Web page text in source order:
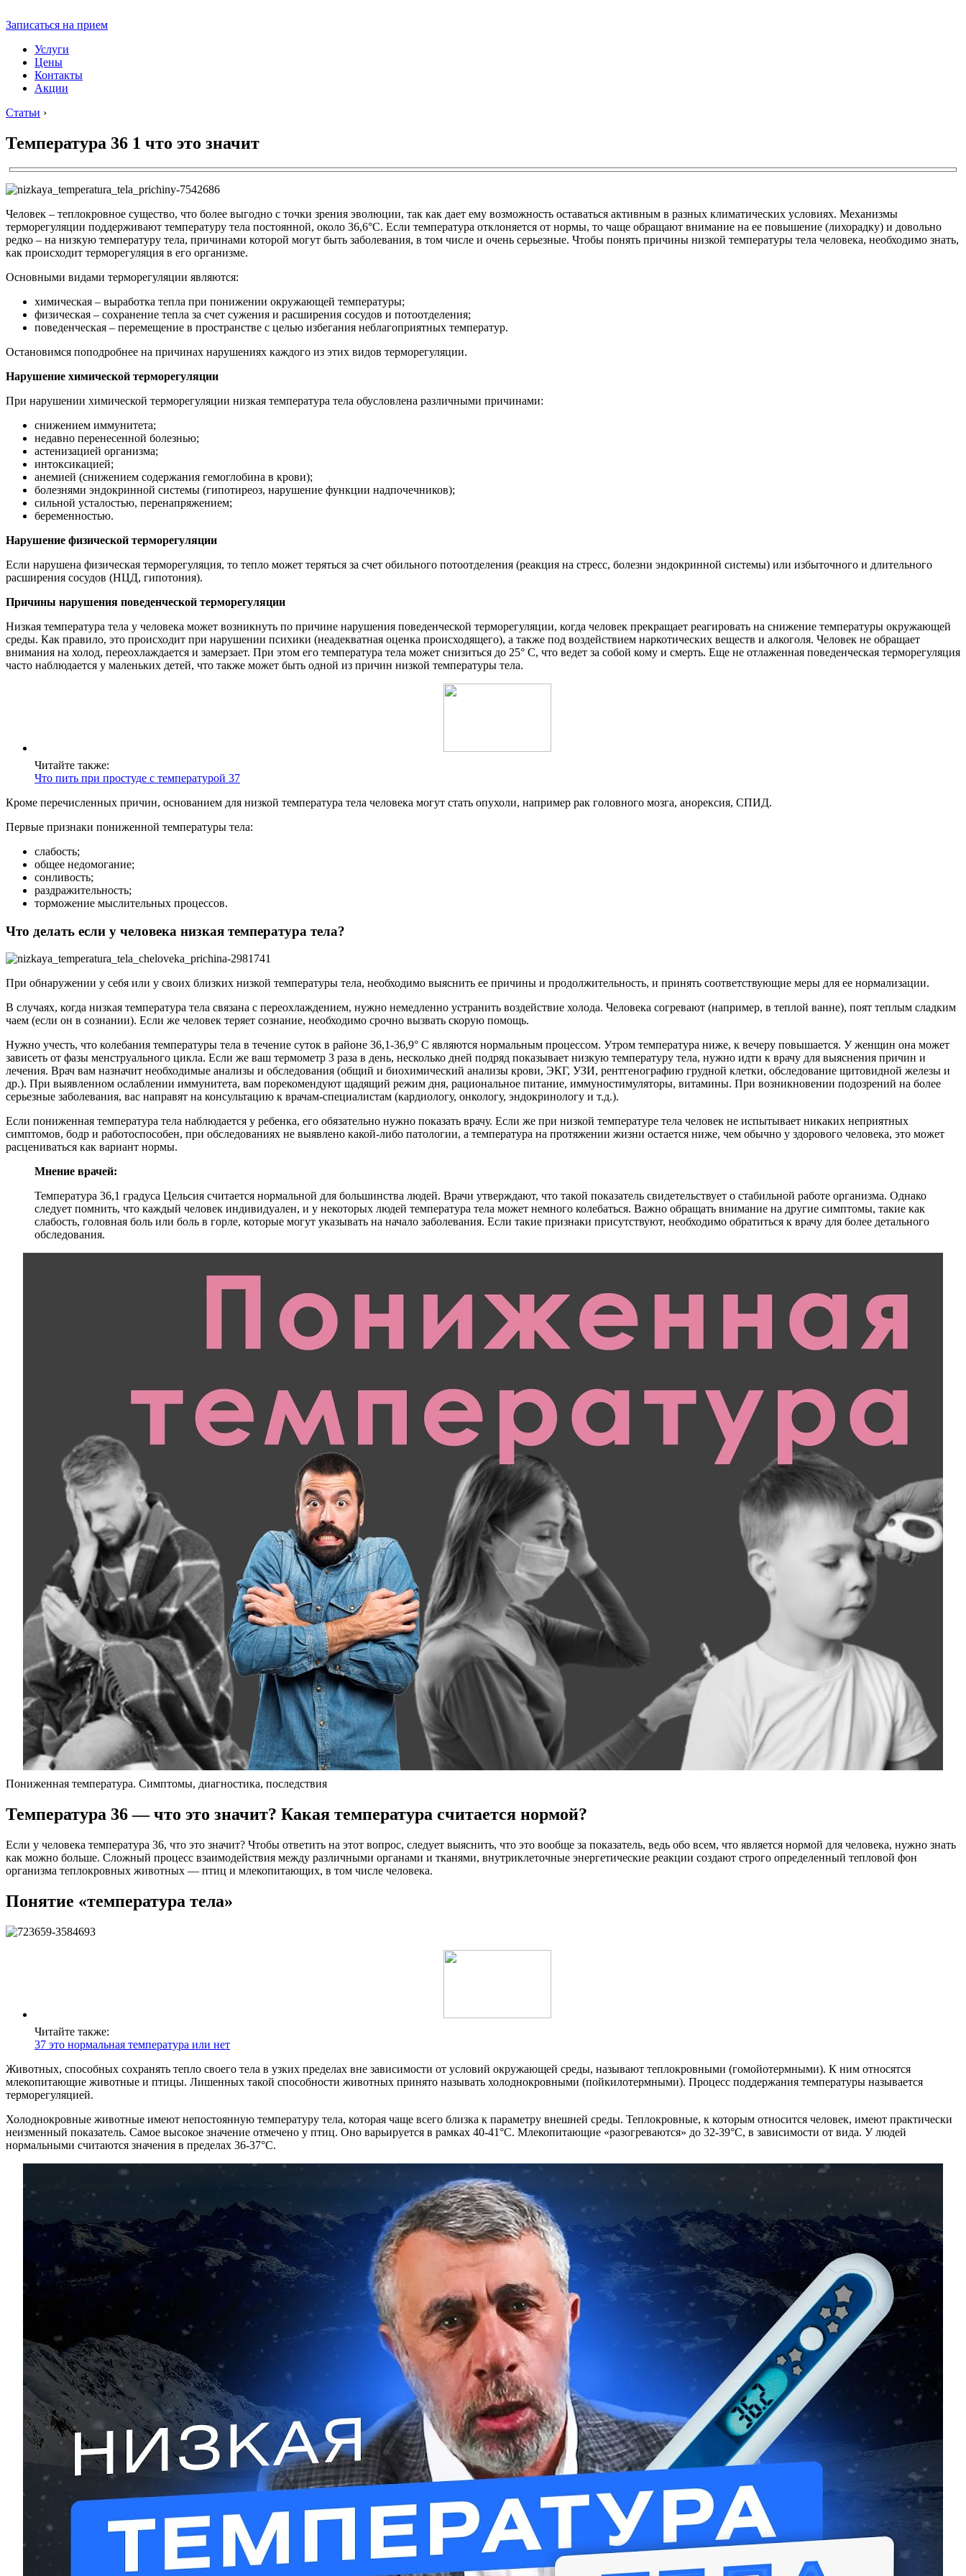
Записаться на прием
Услуги
Цены
Контакты
Акции
Статьи ›
Температура 36 1 что это значит
Человек – теплокровное существо, что более выгодно с точки зрения эволюции, так как дает ему возможность оставаться активным в разных климатических условиях. Механизмы
терморегуляции поддерживают температуру тела постоянной, около 36,6°С. Если температура отклоняется от нормы, то чаще обращают внимание на ее повышение (лихорадку) и довольно
редко – на низкую температуру тела, причинами которой могут быть заболевания, в том числе и очень серьезные. Чтобы понять причины низкой температуры тела человека, необходимо знать,
как происходит терморегуляция в его организме.
Основными видами терморегуляции являются:
химическая – выработка тепла при понижении окружающей температуры;
физическая – сохранение тепла за счет сужения и расширения сосудов и потоотделения;
поведенческая – перемещение в пространстве с целью избегания неблагоприятных температур.
Остановимся поподробнее на причинах нарушениях каждого из этих видов терморегуляции.
Нарушение химической терморегуляции
При нарушении химической терморегуляции низкая температура тела обусловлена различными причинами:
снижением иммунитета;
недавно перенесенной болезнью;
астенизацией организма;
интоксикацией;
анемией (снижением содержания гемоглобина в крови);
болезнями эндокринной системы (гипотиреоз, нарушение функции надпочечников);
сильной усталостью, перенапряжением;
беременностью.
Нарушение физической терморегуляции
Если нарушена физическая терморегуляция, то тепло может теряться за счет обильного потоотделения (реакция на стресс, болезни эндокринной системы) или избыточного и длительного
расширения сосудов (НЦД, гипотония).
Причины нарушения поведенческой терморегуляции
Низкая температура тела у человека может возникнуть по причине нарушения поведенческой терморегуляции, когда человек прекращает реагировать на снижение температуры окружающей
среды. Как правило, это происходит при нарушении психики (неадекватная оценка происходящего), а также под воздействием наркотических веществ и алкоголя. Человек не обращает
внимания на холод, переохлаждается и замерзает. При этом его температура тела может снизиться до 25° С, что ведет за собой кому и смерть. Еще не отлаженная поведенческая терморегуляция
часто наблюдается у маленьких детей, что также может быть одной из причин низкой температуры тела.
Читайте также:
Что пить при простуде с температурой 37
Кроме перечисленных причин, основанием для низкой температура тела человека могут стать опухоли, например рак головного мозга, анорексия, СПИД.
Первые признаки пониженной температуры тела:
слабость;
общее недомогание;
сонливость;
раздражительность;
торможение мыслительных процессов.
Что делать если у человека низкая температура тела?
При обнаружении у себя или у своих близких низкой температуры тела, необходимо выяснить ее причины и продолжительность, и принять соответствующие меры для ее нормализации.
В случаях, когда низкая температура тела связана с переохлаждением, нужно немедленно устранить воздействие холода. Человека согревают (например, в теплой ванне), поят теплым сладким
чаем (если он в сознании). Если же человек теряет сознание, необходимо срочно вызвать скорую помощь.
Нужно учесть, что колебания температуры тела в течение суток в районе 36,1-36,9° С являются нормальным процессом. Утром температура ниже, к вечеру повышается. У женщин она может
зависеть от фазы менструального цикла. Если же ваш термометр 3 раза в день, несколько дней подряд показывает низкую температуру тела, нужно идти к врачу для выяснения причин и
лечения. Врач вам назначит необходимые анализы и обследования (общий и биохимический анализы крови, ЭКГ, УЗИ, рентгенографию грудной клетки, обследование щитовидной железы и
др.). При выявленном ослаблении иммунитета, вам порекомендуют щадящий режим дня, рациональное питание, иммуностимуляторы, витамины. При возникновении подозрений на более
серьезные заболевания, вас направят на консультацию к врачам-специалистам (кардиологу, онкологу, эндокринологу и т.д.).
Если пониженная температура тела наблюдается у ребенка, его обязательно нужно показать врачу. Если же при низкой температуре тела человек не испытывает никаких неприятных
симптомов, бодр и работоспособен, при обследованиях не выявлено какой-либо патологии, а температура на протяжении жизни остается ниже, чем обычно у здорового человека, это может
расцениваться как вариант нормы.
Мнение врачей:
Температура 36,1 градуса Цельсия считается нормальной для большинства людей. Врачи утверждают, что такой показатель свидетельствует о стабильной работе организма. Однако
следует помнить, что каждый человек индивидуален, и у некоторых людей температура тела может немного колебаться. Важно обращать внимание на другие симптомы, такие как
слабость, головная боль или боль в горле, которые могут указывать на начало заболевания. Если такие признаки присутствуют, необходимо обратиться к врачу для более детального
обследования.
Пониженная температура. Симптомы, диагностика, последствия
Температура 36 — что это значит? Какая температура считается нормой?
Если у человека температура 36, что это значит? Чтобы ответить на этот вопрос, следует выяснить, что это вообще за показатель, ведь обо всем, что является нормой для человека, нужно знать
как можно больше. Сложный процесс взаимодействия между различными органами и тканями, внутриклеточные энергетические реакции создают строго определенный тепловой фон
организма теплокровных животных — птиц и млекопитающих, в том числе человека.
Понятие «температура тела»
Читайте также:
37 это нормальная температура или нет
Животных, способных сохранять тепло своего тела в узких пределах вне зависимости от условий окружающей среды, называют теплокровными (гомойотермными). К ним относятся
млекопитающие животные и птицы. Лишенных такой способности животных принято называть холоднокровными (пойкилотермными). Процесс поддержания температуры называется
терморегуляцией.
Холоднокровные животные имеют непостоянную температуру тела, которая чаще всего близка к параметру внешней среды. Теплокровные, к которым относится человек, имеют практически
неизменный показатель. Самое высокое значение отмечено у птиц. Оно варьируется в рамках 40-41°С. Млекопитающие «разогреваются» до 32-39°С, в зависимости от вида. У людей
нормальными считаются значения в пределах 36-37°С.